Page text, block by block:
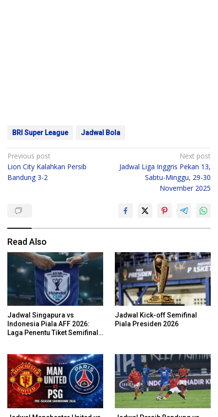
BRI Super League Jadwal Bola
Post
navigation
Previous post
Lion City Kalahkan Persib
Bandung 3-2
Next post
Jadwal Liga Inggris Pekan 13,
Sabtu-Minggu, 29-30
November 2025
Read Also
Jadwal Singapura vs
Indonesia Piala AFF 2026:
Laga Penentu Tiket Semifinal
Jadwal Kick-off Semifinal
Piala Presiden 2026